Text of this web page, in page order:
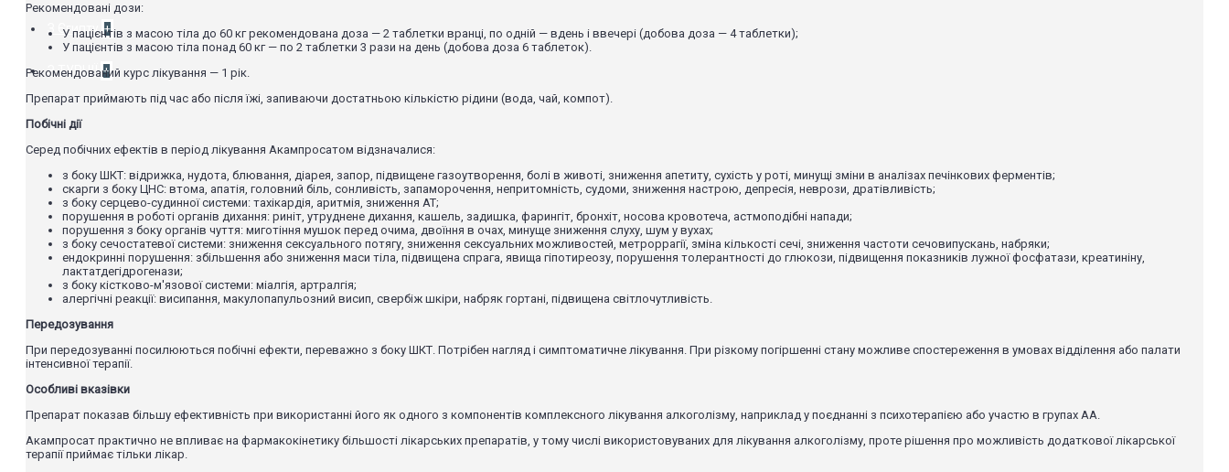
З Єгипту +
З ТУРЦІЇ +
Рекомендовані дози:
У пацієнтів з масою тіла до 60 кг рекомендована доза — 2 таблетки вранці, по одній — вдень і ввечері (добова доза — 4 таблетки);
У пацієнтів з масою тіла понад 60 кг — по 2 таблетки 3 рази на день (добова доза 6 таблеток).
Рекомендований курс лікування — 1 рік.
Препарат приймають під час або після їжі, запиваючи достатньою кількістю рідини (вода, чай, компот).
Побічні дії
Серед побічних ефектів в період лікування Акампросатом відзначалися:
з боку ШКТ: відрижка, нудота, блювання, діарея, запор, підвищене газоутворення, болі в животі, зниження апетиту, сухість у роті, минущі зміни в аналізах печінкових ферментів;
скарги з боку ЦНС: втома, апатія, головний біль, сонливість, запаморочення, непритомність, судоми, зниження настрою, депресія, неврози, дратівливість;
з боку серцево-судинної системи: тахікардія, аритмія, зниження АТ;
порушення в роботі органів дихання: риніт, утруднене дихання, кашель, задишка, фарингіт, бронхіт, носова кровотеча, астмоподібні напади;
порушення з боку органів чуття: миготіння мушок перед очима, двоїння в очах, минуще зниження слуху, шум у вухах;
з боку сечостатевої системи: зниження сексуального потягу, зниження сексуальних можливостей, метроррагії, зміна кількості сечі, зниження частоти сечовипускань, набряки;
ендокринні порушення: збільшення або зниження маси тіла, підвищена спрага, явища гіпотиреозу, порушення толерантності до глюкози, підвищення показників лужної фосфатази, креатиніну,
лактатдегідрогенази;
з боку кістково-м'язової системи: міалгія, артралгія;
алергічні реакції: висипання, макулопапульозний висип, свербіж шкіри, набряк гортані, підвищена світлочутливість.
Передозування
При передозуванні посилюються побічні ефекти, переважно з боку ШКТ. Потрібен нагляд і симптоматичне лікування. При різкому погіршенні стану можливе спостереження в умовах відділення або палати
інтенсивної терапії.
Особливі вказівки
Препарат показав більшу ефективність при використанні його як одного з компонентів комплексного лікування алкоголізму, наприклад у поєднанні з психотерапією або участю в групах АА.
Акампросат практично не впливає на фармакокінетику більшості лікарських препаратів, у тому числі використовуваних для лікування алкоголізму, проте рішення про можливість додаткової лікарської
терапії приймає тільки лікар.